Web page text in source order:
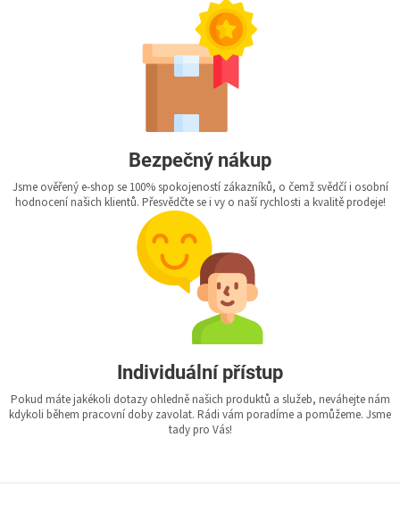
Bezpečný nákup
Jsme ověřený e-shop se 100% spokojeností zákazníků, o čemž svědčí i osobní
hodnocení našich klientů. Přesvědčte se i vy o naší rychlosti a kvalitě prodeje!
Individuální přístup
Pokud máte jakékoli dotazy ohledně našich produktů a služeb, neváhejte nám
kdykoli během pracovní doby zavolat. Rádi vám poradíme a pomůžeme. Jsme
tady pro Vás!